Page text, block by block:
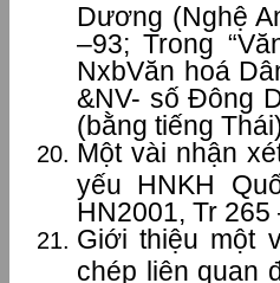
Dương (Nghệ
–93; Trong
NxbVăn hoá
&NV- số Đông
(bằng tiếng
Một vài nhận
yếu HNKH
HN2001, Tr 265
Giới thiệu một
chép liên quan